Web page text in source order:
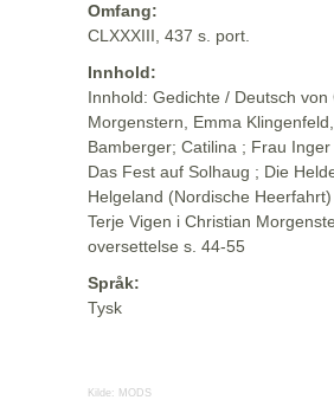
Omfang:
CLXXXIII, 437 s. port.
Innhold:
Innhold: Gedichte / Deutsch von
Morgenstern, Emma
Bamberger; Catilina ; Frau
Das Fest auf Solhaug ; Die
Helgeland (Nordische Heerfahrt)
Terje Vigen i Christian
oversettelse s. 44-55
Språk:
Tysk
Kilde: MODS